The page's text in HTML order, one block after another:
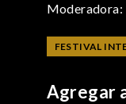
Moderadora:
FESTIVAL
Agregar